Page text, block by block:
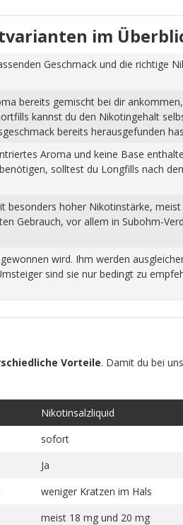
im
Geschmack und die richtige
bereits gemischt bei dir
kannst du den Nikotingehalt
bereits herausgefunden
Aroma und keine Base
solltest du Longfills nach
hoher Nikotinstärke,
Gebrauch, vor allem in Subohm-
wird. Ihm werden
sind sie nur bedingt zu
Vorteile. Damit du bei
Nikotinsalzliquid
sofort
Ja
weniger Kratzen im Hals
meist 18 mg und 20 mg